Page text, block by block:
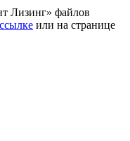
Лизинг» файлов
ссылке или на странице